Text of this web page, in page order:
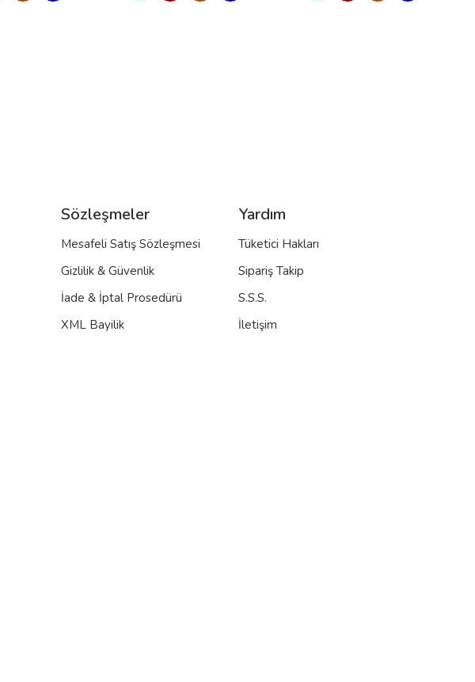
Sözleşmeler
Mesafeli Satış Sözleşmesi
Gizlilik & Güvenlik
İade & İptal Prosedürü
XML Bayilik
Yardım
Tüketici Hakları
Sipariş Takip
S.S.S.
İletişim